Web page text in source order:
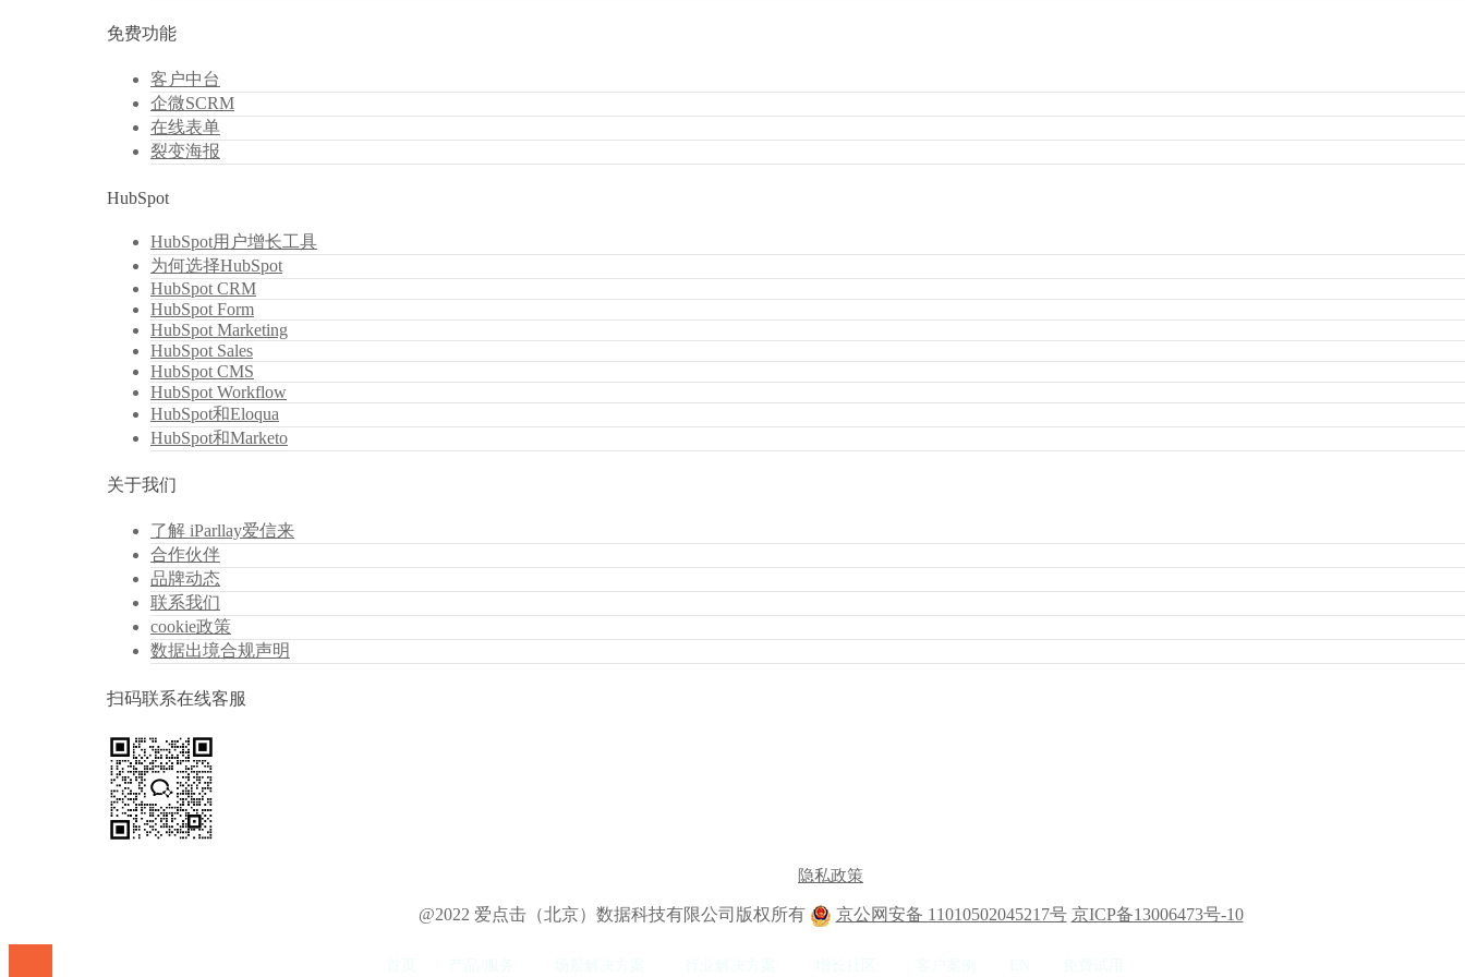
免费功能
客户中台
企微SCRM
在线表单
裂变海报
HubSpot
HubSpot用户增长工具
为何选择HubSpot
HubSpot CRM
HubSpot Form
HubSpot Marketing
HubSpot Sales
HubSpot CMS
HubSpot Workflow
HubSpot和Eloqua
HubSpot和Marketo
关于我们
了解 iParllay爱信来
合作伙伴
品牌动态
联系我们
cookie政策
数据出境合规声明
扫码联系在线客服
隐私政策
@2022 爱点击（北京）数据科技有限公司版权所有 京公网安备 11010502045217号 京ICP备13006473号-10